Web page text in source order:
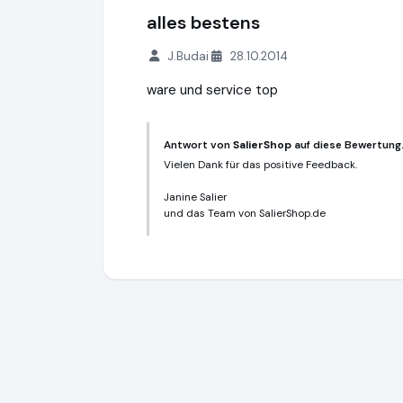
alles bestens
J.Budai 28.10.2014
ware und service top
Antwort vonSalierShop auf diese Bewertung.
Vielen Dank für das positive Feedback.
Janine Salier
und das Team von SalierShop.de